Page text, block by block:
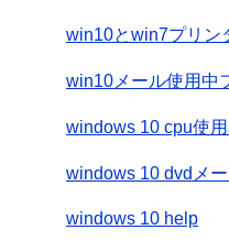
win10とwin7プリン
win10メール使用中
windows 10 cpu使
windows 10 dvdメ
windows 10 help